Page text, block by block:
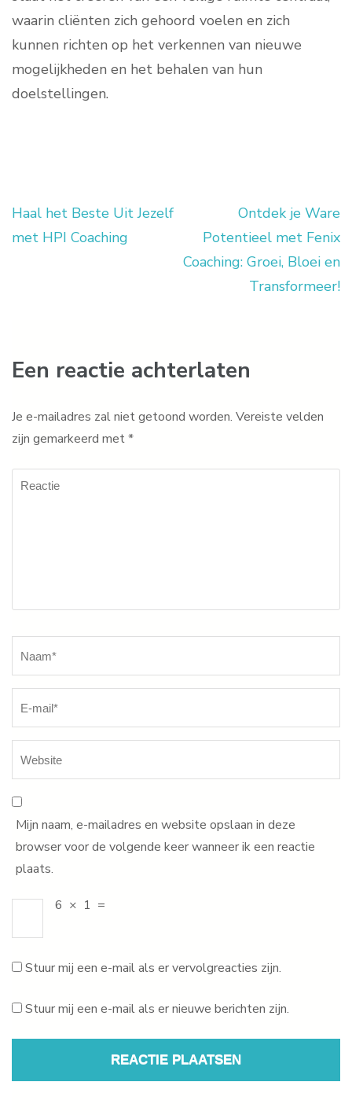
waarin cliënten zich gehoord voelen en zich
kunnen richten op het verkennen van nieuwe
mogelijkheden en het behalen van hun
doelstellingen.
Berichtnavigatie
Haal het Beste Uit Jezelf
met HPI Coaching
Ontdek je Ware
Potentieel met Fenix
Coaching: Groei, Bloei en
Transformeer!
Een reactie achterlaten
Je e-mailadres zal niet getoond worden. Vereiste velden
zijn gemarkeerd met*
Reactie
Mijn naam, e-mailadres en website opslaan in deze
browser voor de volgende keer wanneer ik een reactie
plaats.
6 × 1 =
Stuur mij een e-mail als er vervolgreacties zijn.
Stuur mij een e-mail als er nieuwe berichten zijn.